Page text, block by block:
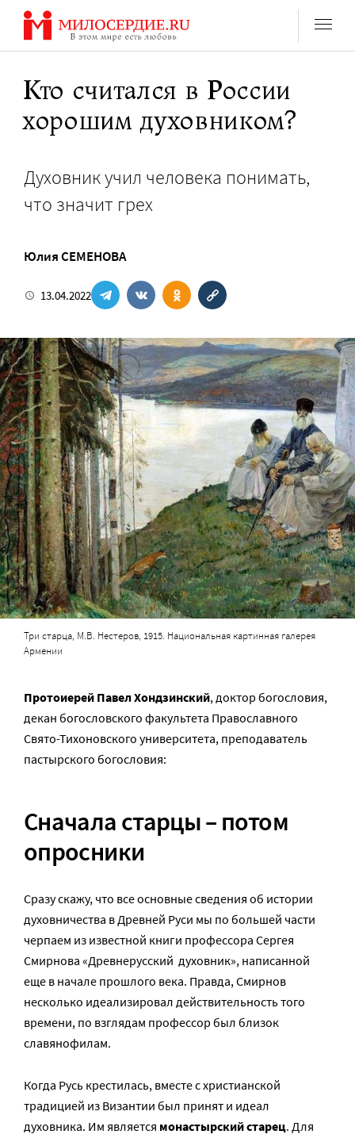
Перейти
содержанию
Кто считался в России
хорошим духовником?
Духовник учил человека понимать,
что значит грех
Юлия СЕМЕНОВА
13.04.2022
Три старца, М.В. Нестеров, 1915. Национальная картинная галерея
Армении
Протоиерей Павел Хондзинский, доктор богословия,
декан богословского факультета Православного
Свято-Тихоновского университета, преподаватель
пастырского богословия:
Сначала старцы – потом
опросники
Сразу скажу, что все основные сведения об истории
духовничества в Древней Руси мы по большей части
черпаем из известной книги профессора Сергея
Смирнова «Древнерусский духовник», написанной
еще в начале прошлого века. Правда, Смирнов
несколько идеализировал действительность того
времени, по взглядам профессор был близок
славянофилам.
Когда Русь крестилась, вместе с христианской
традицией из Византии был принят и идеал
духовника. Им является монастырский старец. Для